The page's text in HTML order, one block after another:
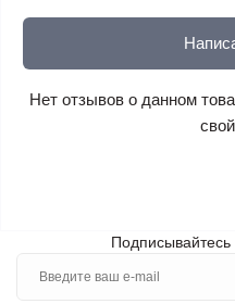
Нет отзывов о данном
Подписывайтесь